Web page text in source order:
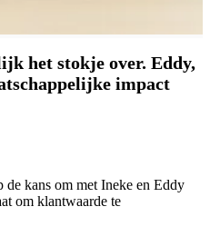
het stokje over. Eddy,
impact
kans om met Ineke en Eddy
om klantwaarde te